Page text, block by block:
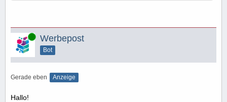
Online Werbepost
Bot
Gerade eben Anzeige
Hallo!